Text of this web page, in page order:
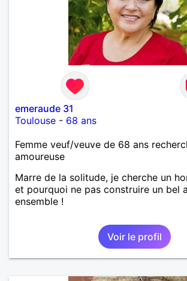
emeraude 31
Toulouse - 68 ans
Femme veuf/veuve de 68 ans
amoureuse
Marre de la solitude, je cherche un
et pourquoi ne pas construire un bel
ensemble !
Voir le profil